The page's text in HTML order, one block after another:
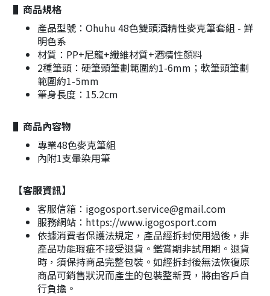
▌商品規格
產品型號：Ohuhu 48色雙頭酒精性麥克筆套組 - 鮮
明色系
材質：PP+尼龍+纖維材質+酒精性顏料
2種筆頭：硬筆頭筆劃範圍約1-6mm；軟筆頭筆劃
範圍約1-5mm
筆身長度：15.2cm
▌商品內容物
專業48色麥克筆組
內附1支暈染用筆
【客服資訊】
客服信箱：igogosport.service@gmail.com
服務網站：https://www.igogosport.com
依據消費者保護法規定，產品經拆封使用過後，非
產品功能瑕疵不接受退貨。鑑賞期非試用期。退貨
時，須保持商品完整包裝。如經拆封後無法恢復原
商品可銷售狀況而產生的包裝整新費，將由客戶自
行負擔。